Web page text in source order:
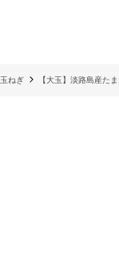
玉ねぎ 【大玉】淡路島産た